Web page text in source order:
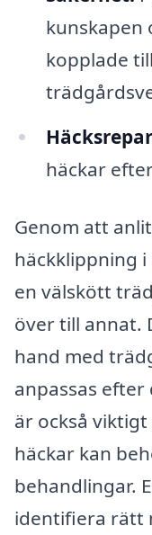
kunskapen
kopplade
häckar
Genom att
häckklippning
en välskött
över till annat.
hand med
anpassas efter
är också
häckar kan
behandlingar.
identifiera rätt